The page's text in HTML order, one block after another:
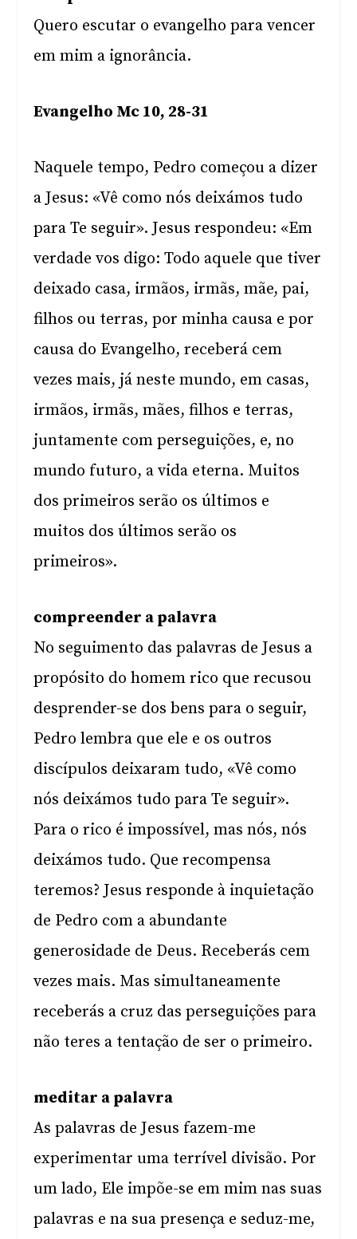
Quero escutar o evangelho para vencer
em mim a ignorância.
Evangelho Mc 10, 28-31
Naquele tempo, Pedro começou a dizer
a Jesus: «Vê como nós deixámos tudo
para Te seguir». Jesus respondeu: «Em
verdade vos digo: Todo aquele que tiver
deixado casa, irmãos, irmãs, mãe, pai,
filhos ou terras, por minha causa e por
causa do Evangelho, receberá cem
vezes mais, já neste mundo, em casas,
irmãos, irmãs, mães, filhos e terras,
juntamente com perseguições, e, no
mundo futuro, a vida eterna. Muitos
dos primeiros serão os últimos e
muitos dos últimos serão os
primeiros».
compreender a palavra
No seguimento das palavras de Jesus a
propósito do homem rico que recusou
desprender-se dos bens para o seguir,
Pedro lembra que ele e os outros
discípulos deixaram tudo, «Vê como
nós deixámos tudo para Te seguir».
Para o rico é impossível, mas nós, nós
deixámos tudo. Que recompensa
teremos? Jesus responde à inquietação
de Pedro com a abundante
generosidade de Deus. Receberás cem
vezes mais. Mas simultaneamente
receberás a cruz das perseguições para
não teres a tentação de ser o primeiro.
meditar a palavra
As palavras de Jesus fazem-me
experimentar uma terrível divisão. Por
um lado, Ele impõe-se em mim nas suas
palavras e na sua presença e seduz-me,